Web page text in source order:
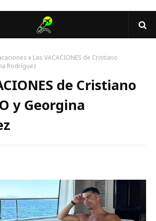
Las VACACIONES de Cristiano
Rodríguez
de Cristiano
y Georgina